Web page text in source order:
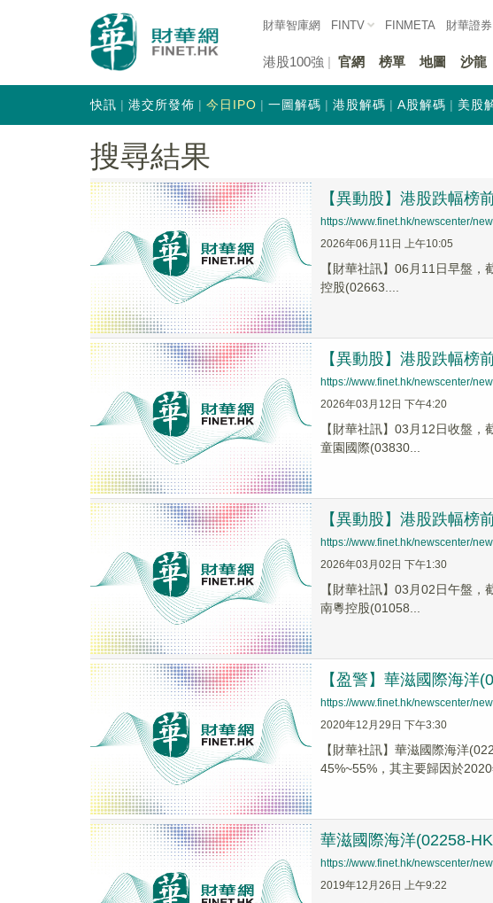
財華智庫網 FINTV FINMETA 財華證券
港股100強 官網 榜單 地圖 沙龍
快訊 港交所發佈 今日IPO 一圖解碼 港股解碼 A股解碼 美股
搜尋結果
【異動股】港股跌幅榜
https://www.finet.hk/newscenter/
2026年06月11日 上午10:05
【財華社訊】06月11日早盤
控股(02663....
【異動股】港股跌幅
https://www.finet.hk/newscenter/
2026年03月12日 下午4:20
【財華社訊】03月12日收盤
童園國際(03830...
【異動股】港股跌幅
https://www.finet.hk/newscenter/
2026年03月02日 下午1:30
【財華社訊】03月02日午盤
南粵控股(01058...
【盈警】華滋國際海洋
https://www.finet.hk/newscenter/
2020年12月29日 下午3:30
【財華社訊】華滋國際海洋
45%~55%，其主要歸因於2020
華滋國際海洋(02258-
https://www.finet.hk/newscenter/
2019年12月26日 上午9:22